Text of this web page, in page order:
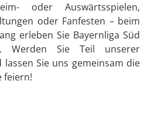
oder Auswärtsspielen,
oder Fanfesten – beim
erleben Sie Bayernliga Süd
Werden Sie Teil unserer
lassen Sie uns gemeinsam die
feiern!